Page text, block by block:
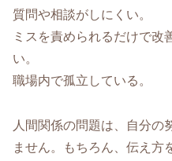
質問や相談がしにくい。
ミスを責められるだけで改
い。
職場内で孤立している。
人間関係の問題は、自分の
ません。もちろん、伝え方